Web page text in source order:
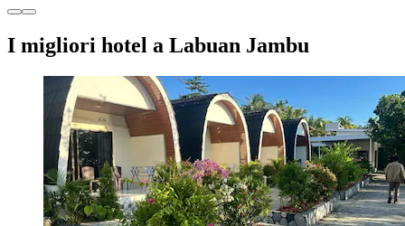
I migliori hotel a Labuan Jambu